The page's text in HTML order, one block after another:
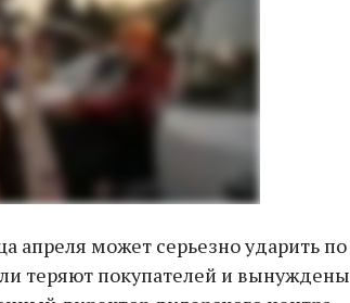
апреля может серьезно ударить по
теряют покупателей и вынуждены